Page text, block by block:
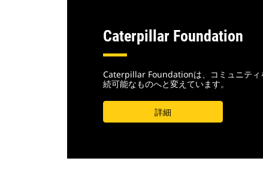
Caterpillar Foundation
Caterpillar Foundationは、コミュニティ
続可能なものへと変えています。
詳細